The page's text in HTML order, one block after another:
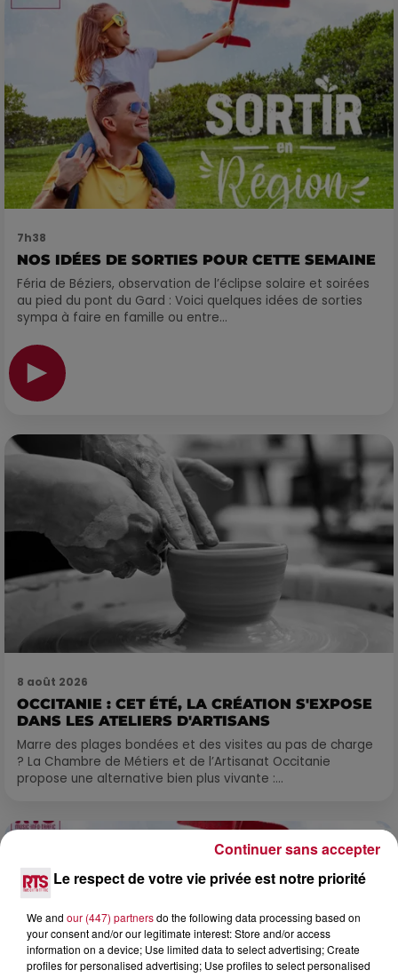
7h38
NOS IDÉES DE SORTIES POUR CETTE SEMAINE
Féria de Béziers, observation de l’éclipse solaire et soirées
au pied du pont du Gard : Voici quelques idées de sorties
sympa à faire en famille ou entre...
8 août 2026
OCCITANIE : CET ÉTÉ, LA CRÉATION S'EXPOSE
DANS LES ATELIERS D'ARTISANS
Marre des plages bondées et des visites au pas de charge
? La Chambre de Métiers et de l’Artisanat Occitanie
propose une alternative bien plus vivante :...
Le respect de votre vie privée est notre priorité
We and our (447) partnersdo the following data processing based on
your consent and/or our legitimate interest: Store and/or access
information on a device; Use limited data to select advertising; Create
profiles for personalised advertising; Use profiles to select personalised
Continuer sans accepter